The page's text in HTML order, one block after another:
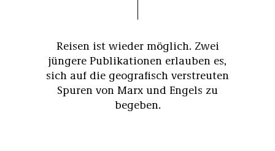
Reisen ist wieder möglich. Zwei
jüngere Publikationen erlauben es,
sich auf die geografisch verstreuten
Spuren von Marx und Engels zu
begeben.